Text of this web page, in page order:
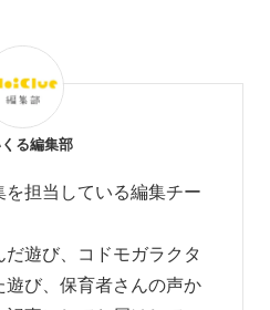
る編集部
担当している編集チー
遊び、コドモガラクタ
び、 保育者さんの声か